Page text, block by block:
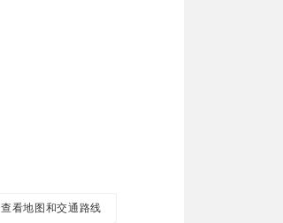
查看地图和交通路线